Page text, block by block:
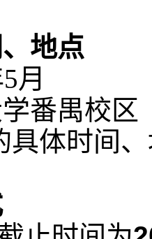
地点
5月
番禺校区
具体时间